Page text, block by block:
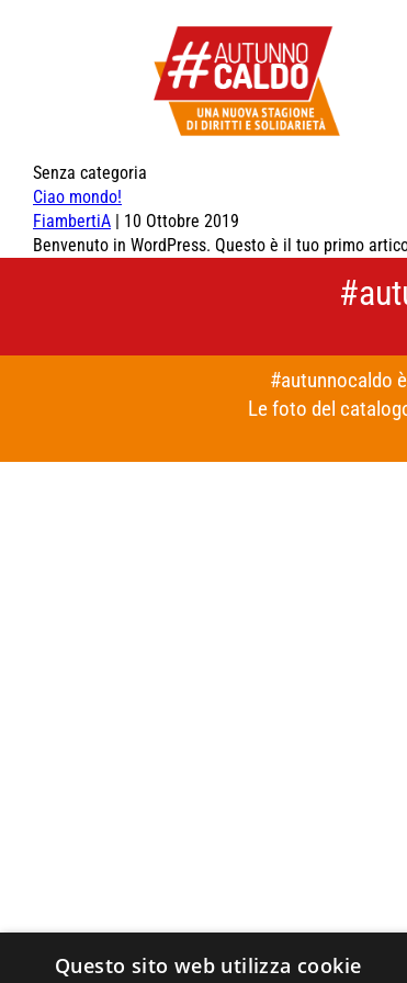
Senza categoria
Ciao mondo!
FiambertiA | 10 Ottobre 2019
Benvenuto in WordPress. Questo è il tuo primo
#autunnocaldo
Le foto del
Questo sito web utilizza cookie